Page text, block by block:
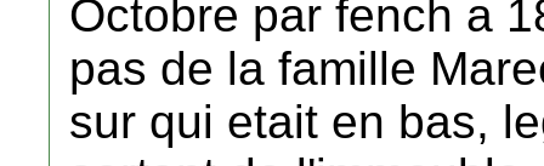
Octobre par fench a
pas de la famille
sur qui etait en bas,